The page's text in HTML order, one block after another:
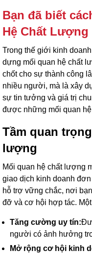
Bạn đã biết
Hệ Chất
Trong thế giới kinh
dựng mối quan hệ chất
chốt cho sự thành công
nhiều người, mà là xây
sự tin tưởng và giá trị
được những mối quan
Tầm quan
lượng
Mối quan hệ chất lượng
giao dịch kinh doanh
hỗ trợ vững chắc, nơi
đỡ và cơ hội hợp tác.
Tăng cường uy tín:
người có ảnh hưởng
Mở rộng cơ hội kinh